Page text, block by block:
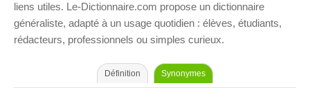
liens utiles. Le-Dictionnaire.com propose un dictionnaire
généraliste, adapté à un usage quotidien : élèves, étudiants,
rédacteurs, professionnels ou simples curieux.
Définition Synonymes